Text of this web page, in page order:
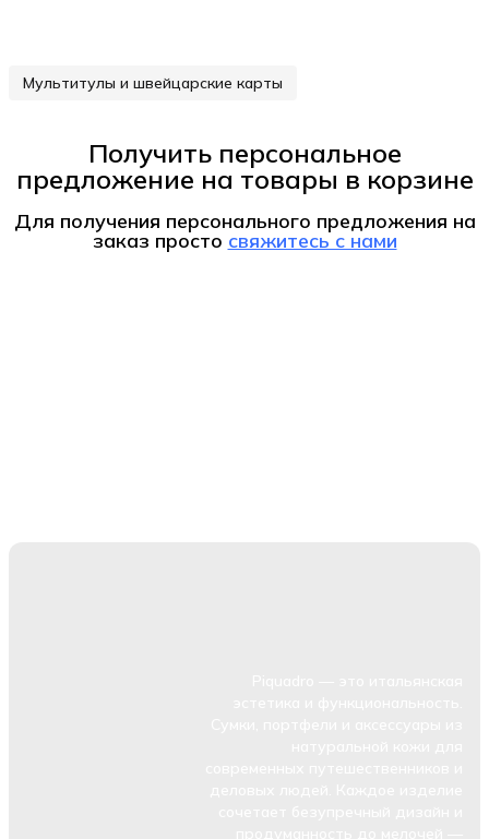
Мультитулы и швейцарские карты
Получить персональное
предложение на товары в корзине
Для получения персонального предложения на
заказ просто свяжитесь с нами